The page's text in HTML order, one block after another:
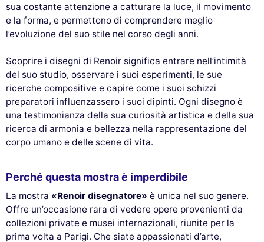
sua costante attenzione a catturare la luce, il movimento
e la forma, e permettono di comprendere meglio
l’evoluzione del suo stile nel corso degli anni.
Scoprire i disegni di Renoir significa entrare nell’intimità
del suo studio, osservare i suoi esperimenti, le sue
ricerche compositive e capire come i suoi schizzi
preparatori influenzassero i suoi dipinti. Ogni disegno è
una testimonianza della sua curiosità artistica e della sua
ricerca di armonia e bellezza nella rappresentazione del
corpo umano e delle scene di vita.
Perché questa mostra è imperdibile
La mostra «Renoir disegnatore» è unica nel suo genere.
Offre un’occasione rara di vedere opere provenienti da
collezioni private e musei internazionali, riunite per la
prima volta a Parigi. Che siate appassionati d’arte,